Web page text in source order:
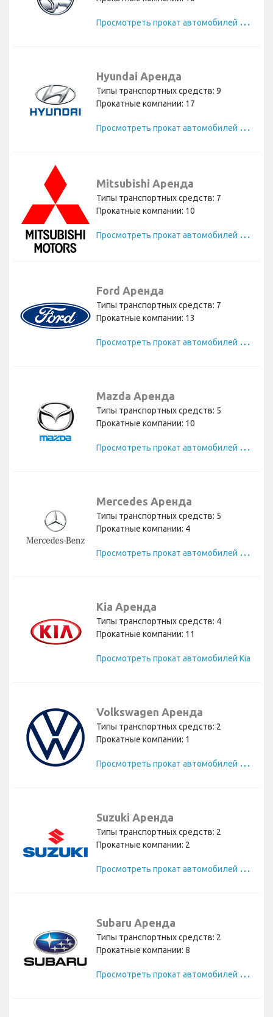
П
росмотреть прокат автомобилей Holden
Hyundai Аренда
Типы транспортных средств: 9
Прокатные компании: 17
П
росмотреть прокат автомобилей Hyundai
Mitsubishi Аренда
Типы транспортных средств: 7
Прокатные компании: 10
П
росмотреть прокат автомобилей Mitsubishi
Ford Аренда
Типы транспортных средств: 7
Прокатные компании: 13
П
росмотреть прокат автомобилей Ford
Mazda Аренда
Типы транспортных средств: 5
Прокатные компании: 10
П
росмотреть прокат автомобилей Mazda
Mercedes Аренда
Типы транспортных средств: 5
Прокатные компании: 4
П
росмотреть прокат автомобилей Mercedes
Kia Аренда
Типы транспортных средств: 4
Прокатные компании: 11
Просмотреть прокат автомобилей Kia
Volkswagen Аренда
Типы транспортных средств: 2
Прокатные компании: 1
П
росмотреть прокат автомобилей Volkswagen
Suzuki Аренда
Типы транспортных средств: 2
Прокатные компании: 2
П
росмотреть прокат автомобилей Suzuki
Subaru Аренда
Типы транспортных средств: 2
Прокатные компании: 8
П
росмотреть прокат автомобилей Subaru